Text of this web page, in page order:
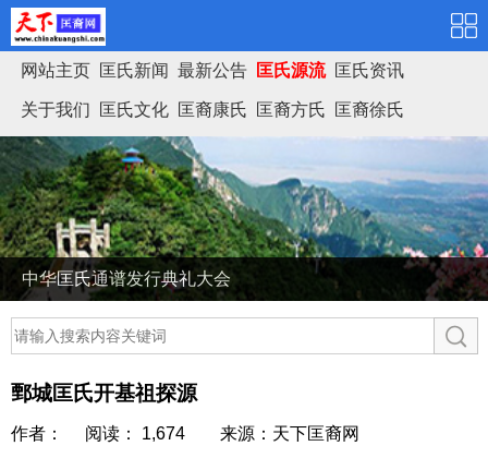
网站主页 匡氏新闻 最新公告 匡氏源流 匡氏资讯
关于我们 匡氏文化 匡裔康氏 匡裔方氏 匡裔徐氏
匡氏家谱
中华匡氏通谱发行典礼大会
鄄城匡氏开基祖探源
作者： 阅读： 1,674 来源：天下匡裔网